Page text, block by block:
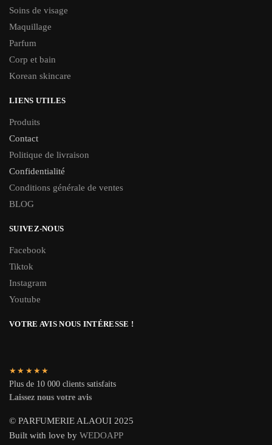
Soins de visage
Maquillage
Parfum
Corp et bain
Korean skincare
LIENS UTILES
Produits
Contact
Politique de livraison
Confidentialité
Conditions générale de ventes
BLOG
SUIVEZ-NOUS
Facebook
Tiktok
Instagram
Youtube
VOTRE AVIS NOUS INTÉRESSE !
★★★★★
Plus de 10 000 clients satisfaits
Laissez nous votre avis
© PARFUMERIE ALAOUI 2025
Built with love by WEDOAPP